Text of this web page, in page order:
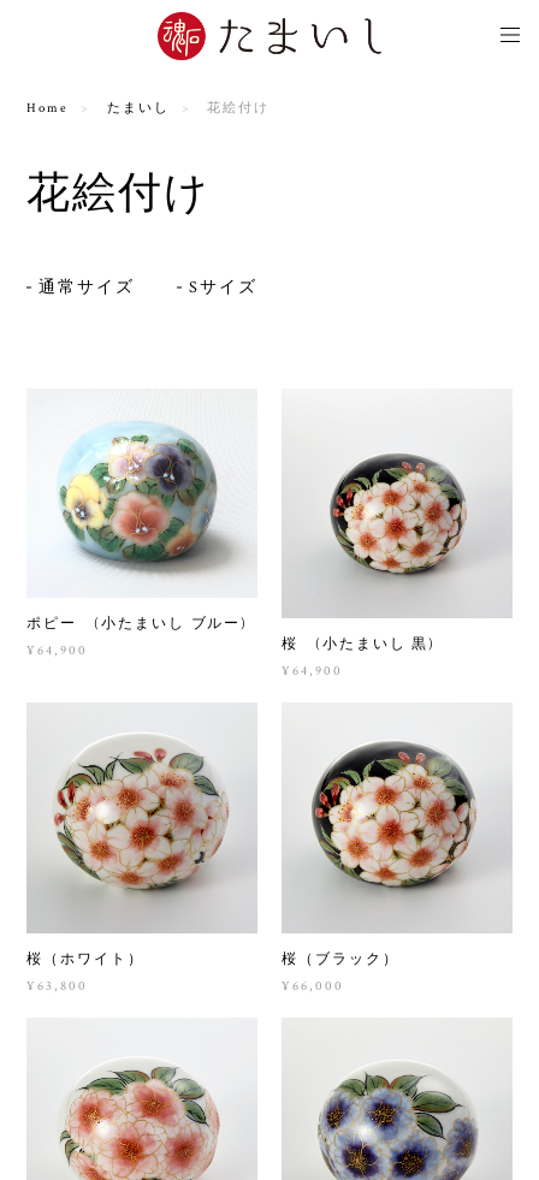
Home たまいし 花絵付け
花絵付け
通常サイズ Sサイズ
ポピー (小たまいし ブルー)
¥64,900 桜 (小たまいし 黒)
¥64,900
桜（ホワイト）
¥63,800
桜（ブラック）
¥66,000